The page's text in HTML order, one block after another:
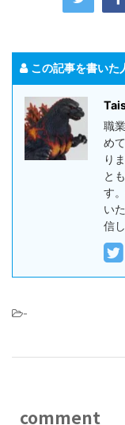
この記事を書いた
職
め
り
と
す
い
信
-
comment